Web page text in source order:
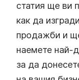
статия ще ви
как да
продажби и
наемете най-
за да